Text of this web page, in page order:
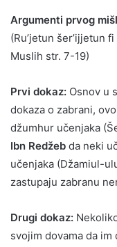
Argumenti prvog
(Ru’jetun šer’ijjetun
Muslih str. 7-19)
Prvi dokaz: Osnov u
dokaza o zabrani,
džumhur učenjaka
Ibn Redžeb da neki
učenjaka (Džamiul-
zastupaju zabranu
Drugi dokaz:
svojim dovama da